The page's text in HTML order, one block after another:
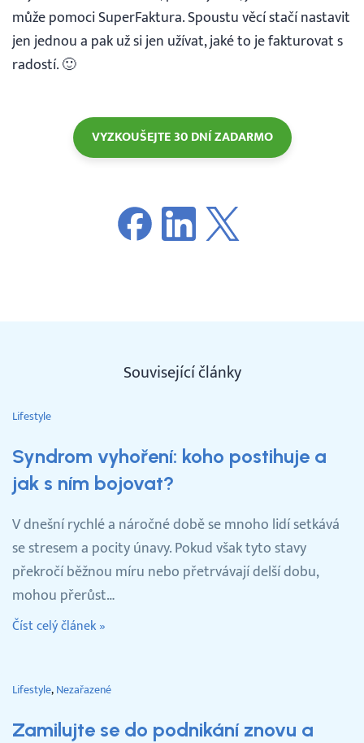
může pomoci SuperFaktura. Spoustu věcí stačí nastavit
jen jednou a pak už si jen užívat, jaké to je fakturovat s
radostí. 🙂
VYZKOUŠEJTE 30 DNÍ ZADARMO
Související články
Lifestyle
Syndrom vyhoření: koho postihuje a
jak s ním bojovat?
V dnešní rychlé a náročné době se mnoho lidí setkává
se stresem a pocity únavy. Pokud však tyto stavy
překročí běžnou míru nebo přetrvávají delší dobu,
mohou přerůst…
Číst celý článek »
Lifestyle Nezařazené
Zamilujte se do podnikání znovu a